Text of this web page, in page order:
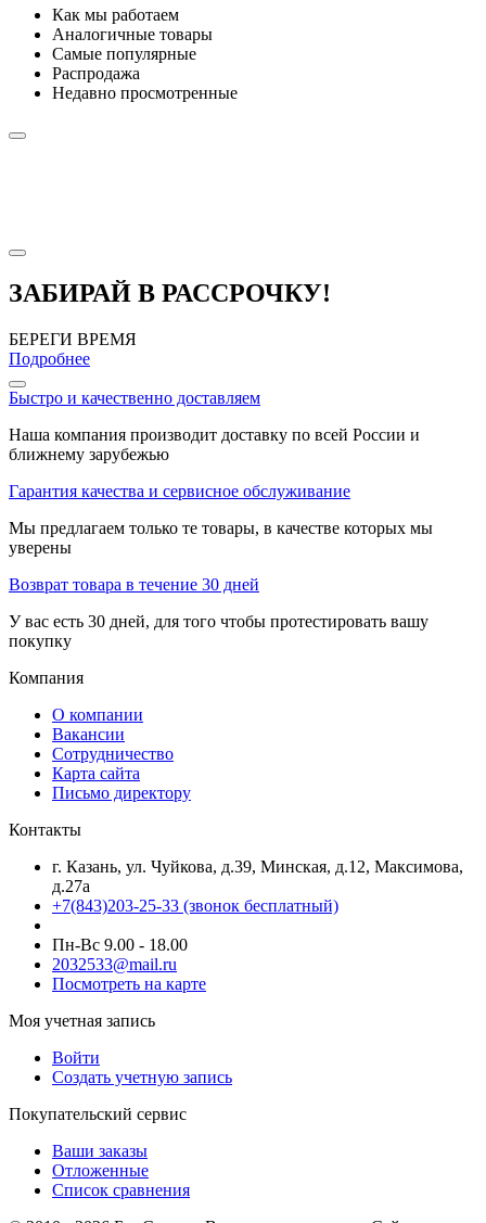
Как мы работаем
Аналогичные товары
Самые популярные
Распродажа
Недавно просмотренные
ЗАБИРАЙ В РАССРОЧКУ!
БЕРЕГИ ВРЕМЯ
Подробнее
Быстро и качественно доставляем
Наша компания производит доставку по всей России и
ближнему зарубежью
Гарантия качества и сервисное обслуживание
Мы предлагаем только те товары, в качестве которых мы
уверены
Возврат товара в течение 30 дней
У вас есть 30 дней, для того чтобы протестировать вашу
покупку
Компания
О компании
Вакансии
Сотрудничество
Карта сайта
Письмо директору
Контакты
г. Казань, ул. Чуйкова, д.39, Минская, д.12, Максимова,
д.27а
+7(843)203-25-33 (звонок бесплатный)
Пн-Вс 9.00 - 18.00
2032533@mail.ru
Посмотреть на карте
Моя учетная запись
Войти
Создать учетную запись
Покупательский сервис
Ваши заказы
Отложенные
Список сравнения